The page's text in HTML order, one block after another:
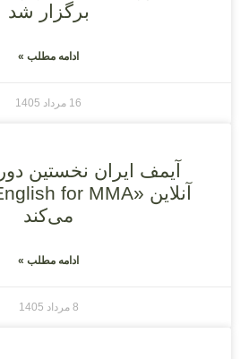
برگزار شد
ادامه مطلب »
16 مرداد 1405
آیمف ایران نخستین
می‌کند
ادامه مطلب »
8 مرداد 1405